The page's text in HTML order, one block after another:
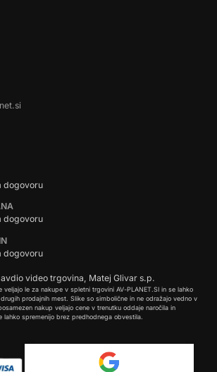
dogovoru
dogovoru
dogovoru
video trgovina, Matej Glivar s.p.
le za nakupe v spletni trgovini AV-PLANET.SI in se lahko
prodajnih mest. Slike so simbolične in ne odražajo vedno v
nakup veljajo cene v trenutku oddaje naročila in
lahko spremenijo brez predhodnega obvestila.